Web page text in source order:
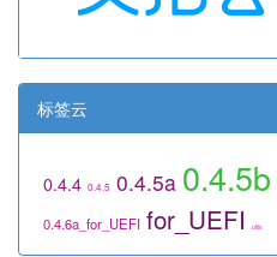
标签云
0.4.4 0.4.5 0.4.5a 0.4.5b
0.4.6a_for_UEFI for_UEFI utils